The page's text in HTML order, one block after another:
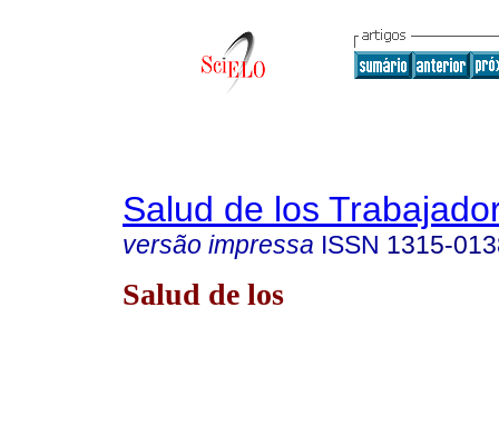
Salud de los
versão impressa ISSN 1315-
Salud de los